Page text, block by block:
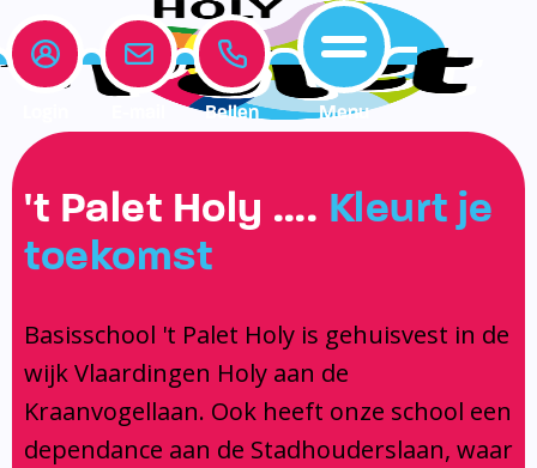
Home
Onze school
Onze school
Medezeggenschapsraad
Het Team
Ouderraad
Privacy
Leerlingenzorg
Interne begeleiding
Onderwijs dat past
Logopedie
Centrum voor jeugd en gezin
Actueel
Actueel
Vakanties en vrije dagen
Social Schools App
BSO / PSZ
Contact
Bellen Menu
't Palet Holy …. Kleurt je
toekomst
Basisschool 't Palet Holy is gehuisvest in de
wijk Vlaardingen Holy aan de
Kraanvogellaan. Ook heeft onze school een
dependance aan de Stadhouderslaan, waar